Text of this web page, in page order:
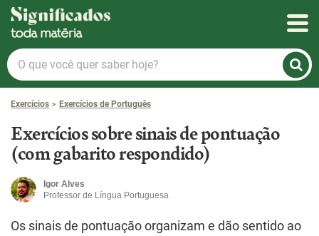
Significados
O
que
você
quer
saber
hoje?
Exercícios Exercícios de Português
Exercícios sobre sinais de pontuação
(com gabarito respondido)
Igor Alves
Professor de Língua Portuguesa
Os sinais de pontuação organizam e dão sentido ao